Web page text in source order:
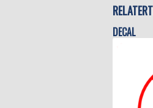
DECAL